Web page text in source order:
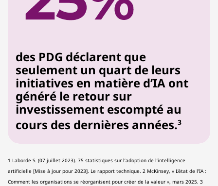
des PDG déclarent que
seulement un quart de leurs
initiatives en matière d’IA ont
généré le retour sur
investissement escompté au
cours des dernières années.3
1 Laborde S. (07 juillet 2023). 75 statistiques sur l’adoption de l’intelligence
artificielle [Mise à jour pour 2023]. Le rapport technique. 2 McKinsey, « L’état de l’IA :
Comment les organisations se réorganisent pour créer de la valeur », mars 2025. 3